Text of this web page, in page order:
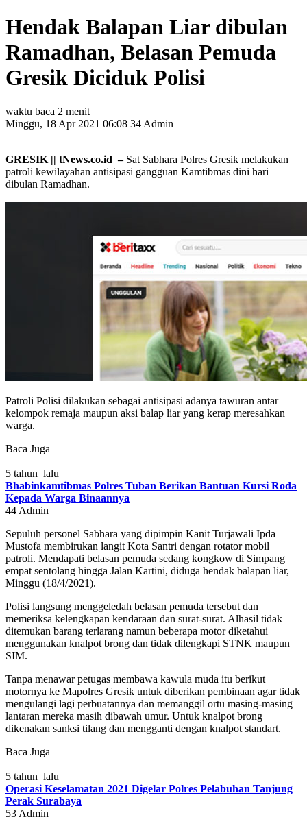
Hendak Balapan Liar dibulan
Ramadhan, Belasan Pemuda
Gresik Diciduk Polisi
waktu baca 2 menit
Minggu, 18 Apr 2021 06:08 34 Admin
GRESIK || tNews.co.id –Sat Sabhara Polres Gresik melakukan
patroli kewilayahan antisipasi gangguan Kamtibmas dini hari
dibulan Ramadhan.
Patroli Polisi dilakukan sebagai antisipasi adanya tawuran antar
kelompok remaja maupun aksi balap liar yang kerap meresahkan
warga.
Baca Juga
5 tahun lalu
Bhabinkamtibmas Polres Tuban Berikan Bantuan Kursi Roda
Kepada Warga Binaannya
44 Admin
Sepuluh personel Sabhara yang dipimpin Kanit Turjawali Ipda
Mustofa membirukan langit Kota Santri dengan rotator mobil
patroli. Mendapati belasan pemuda sedang kongkow di Simpang
empat sentolang hingga Jalan Kartini, diduga hendak balapan liar,
Minggu (18/4/2021).
Polisi langsung menggeledah belasan pemuda tersebut dan
memeriksa kelengkapan kendaraan dan surat-surat. Alhasil tidak
ditemukan barang terlarang namun beberapa motor diketahui
menggunakan knalpot brong dan tidak dilengkapi STNK maupun
SIM.
Tanpa menawar petugas membawa kawula muda itu berikut
motornya ke Mapolres Gresik untuk diberikan pembinaan agar tidak
mengulangi lagi perbuatannya dan memanggil ortu masing-masing
lantaran mereka masih dibawah umur. Untuk knalpot brong
dikenakan sanksi tilang dan mengganti dengan knalpot standart.
Baca Juga
5 tahun lalu
Operasi Keselamatan 2021 Digelar Polres Pelabuhan Tanjung
Perak Surabaya
53 Admin